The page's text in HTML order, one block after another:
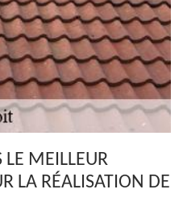
LE MEILLEUR
LA RÉALISATION DE